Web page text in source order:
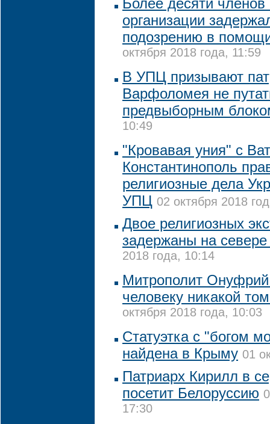
Более десяти
организации
подозрению в
октября 2018 года, 11:59
В УПЦ призывают
Варфоломея не
предвыборным
10:49
"Кровавая уния" с
Константинополь
религиозные дела
УПЦ 02 октября 2018
Двое религиозных
задержаны на севере
2018 года, 10:14
Митрополит
человеку никакой
октября 2018 года, 10:03
Статуэтка с "богом
найдена в Крыму 01
Патриарх Кирилл в
посетит Белоруссию
17:30